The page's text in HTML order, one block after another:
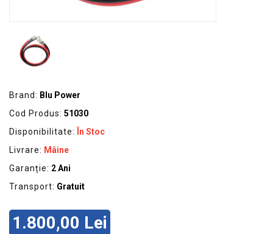
KITURI
FOTOVOLTAICE
Brand: Blu Power
Cod Produs: 51030
Disponibilitate:
În Stoc
Livrare: Mâine
Garanție: 2 Ani
Transport: Gratuit
1.800,00 Lei